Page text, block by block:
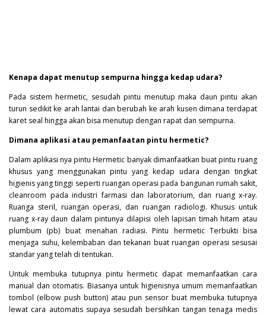
Kenapa dapat menutup sempurna hingga kedap udara?
Pada sistem hermetic, sesudah pintu menutup maka daun pintu akan
turun sedikit ke arah lantai dan berubah ke arah kusen dimana terdapat
karet seal hingga akan bisa menutup dengan rapat dan sempurna.
Dimana aplikasi atau pemanfaatan pintu hermetic?
Dalam aplikasi nya pintuHermetic banyak dimanfaatkan buat pintu ruang
khusus yang menggunakan pintu yang kedap udara dengan tingkat
higienis yang tinggi seperti ruangan operasi pada bangunan rumah sakit,
cleanroom pada industri farmasi dan laboratorium, dan ruang x-ray.
Ruanga steril, ruangan operasi, dan ruangan radiologi. Khusus untuk
ruang x-ray daun dalam pintunya dilapisi oleh lapisan timah hitam atau
plumbum (pb) buat menahan radiasi. Pintu hermetic Terbukti bisa
menjaga suhu, kelembaban dan tekanan buat ruangan operasi sesusai
standar yang telah di tentukan.
Untuk membuka tutupnya pintu hermetic dapat memanfaatkan cara
manual dan otomatis. Biasanya untuk higienisnya umum memanfaatkan
tombol (elbow push button) atau pun sensor buat membuka tutupnya
lewat cara automatis supaya sesudah bersihkan tangan tenaga medis